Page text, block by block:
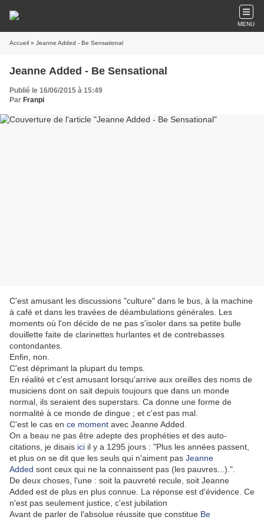
MENU
Accueil » Jeanne Added - Be Sensational
Jeanne Added - Be Sensational
Publié le 16/06/2015 à 15:49
Par Franpi
C'est amusant les discussions "culture" dans le bus, à la machine
à café et dans les travées de déambulations générales. Les
moments où l'on décide de ne pas s'isoler dans sa petite bulle
douillette faite de clarinettes hurlantes et de contrebasses
contondantes.
Enfin, non.
C'est déprimant la plupart du temps.
En réalité et c'est amusant lorsqu'arrive aux oreilles des noms de
musiciens dont on sait depuis toujours que dans un monde
normal, ils seraient des superstars. Ca donne une forme de
normalité à ce monde de dingue ; et c'est pas mal.
C'est le cas en ce moment avec Jeanne Added.
On a beau ne pas être adepte des prophéties et des auto-
citations, je disais ici il y a 1295 jours : "Plus les années passent,
et plus on se dit que les seuls qui n'aiment pas Jeanne
Added sont ceux qui ne la connaissent pas (les pauvres...).".
De deux choses, l'une : soit la pauvreté recule, soit Jeanne
Added est de plus en plus connue. La réponse est d'évidence. Ce
n'est pas seulement justice, c'est jubilation
Avant de parler de l'absolue réussite que constitue Be